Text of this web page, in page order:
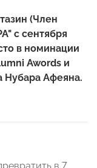
(Член
с сентября
в номинации
Awords и
Нубара Афеяна.